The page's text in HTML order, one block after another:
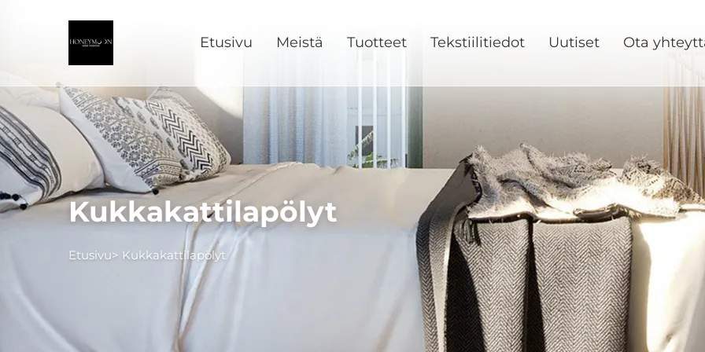
Etusivu Meistä Tuotteet Tekstiilitiedot Uutiset Ota
Kukkakattilapölyt
Etusivu> Kukkakattilapölyt